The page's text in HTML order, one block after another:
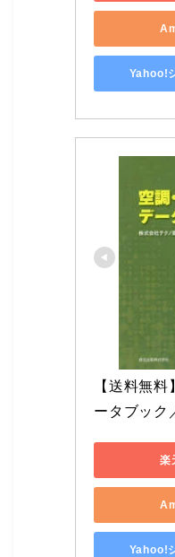
Yahoo!
【送料無
ータブック
楽
Yahoo!